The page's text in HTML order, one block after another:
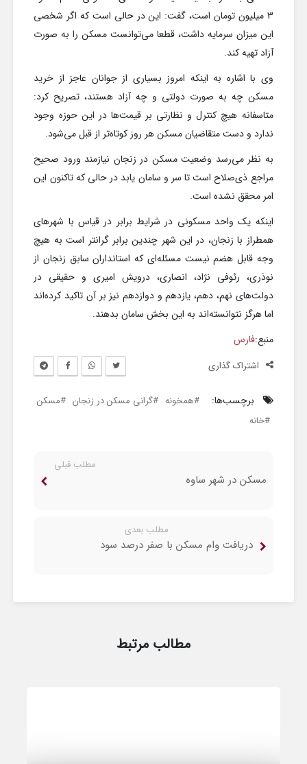
3 میلیون تومان است، گفت: این در حالی است که اگر شخصی
این میزان سرمایه داشت، قطعا می‌توانست مسکن را به صورت
آزاد تهیه کند.
وی با اشاره به اینکه امروز بسیاری از جوانان عاجز از خرید
مسکن چه به صورت دولتی و چه آزاد هستند، تصریح کرد:
متاسفانه هیچ کنترل و نظارتی بر قیمت‌ها در این حوزه وجود
ندارد و دست متقاضیان مسکن هر روز کوتاه‌تر از قبل می‌شود.
به نظر می‌رسد وضعیت مسکن در زنجان نیازمند ورود صحیح
مراجع ذی‌صلاح است تا سر و سامان یابد در حالی که تاکنون این
امر محقق نشده است.
اینکه یک واحد مسکونی در شرایط برابر در قیاس با شهرهای
همطراز با زنجان، در این شهر چندین برابر گرانتر است به هیچ
وجه قابل هضم نیست مسئله‌ای که استانداران سابق زنجان از
نوذری، رئوفی نژاد، انصاری، درویش امیری و حقیقی در
دولت‌های نهم، دهم، یازدهم و دوازدهم نیز بر آن تاکید کرده‌اند
اما هرگز نتوانسته‌اند به این بخش سامان بدهند.
منبع:فارس
اشتراک گذاری
برچسب‌ها: همخونه گرانی مسکن در زنجان
مسکن
خانه
مطلب قبلی
مسکن در شهر ساوه
مطلب بعدی
دریافت وام مسکن با صفر درصد سود
مطالب مرتبط